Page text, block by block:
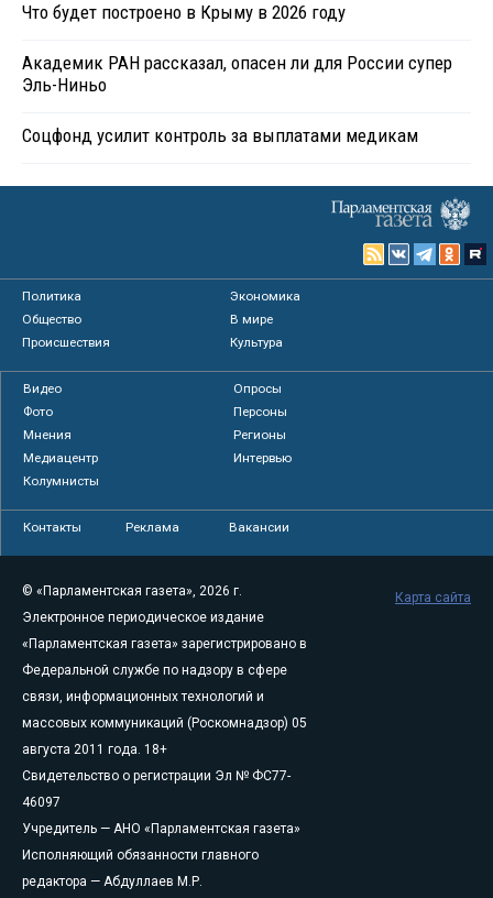
Что будет построено в Крыму в 2026 году
Академик РАН рассказал, опасен ли для России супер
Эль-Ниньо
Соцфонд усилит контроль за выплатами медикам
Политика
Экономика
Общество
В мире
Происшествия
Культура
Видео
Опросы
Фото
Персоны
Мнения
Регионы
Медиацентр
Интервью
Колумнисты
Контакты Реклама Вакансии
© «Парламентская газета», 2026 г.
Электронное периодическое издание
«Парламентская газета» зарегистрировано в
Федеральной службе по надзору в сфере
связи, информационных технологий и
массовых коммуникаций (Роскомнадзор) 05
августа 2011 года. 18+
Свидетельство о регистрации Эл № ФС77-
46097
Учредитель — АНО «Парламентская газета»
Исполняющий обязанности главного
редактора — Абдуллаев М.Р.
Карта сайта